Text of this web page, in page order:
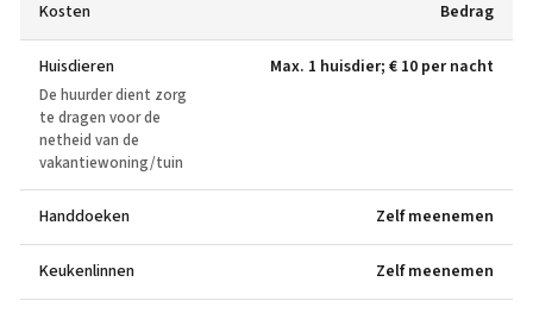
Kosten Bedrag
Huisdieren
De huurder dient zorg
te dragen voor de
netheid van de
vakantiewoning/tuin
Max. 1 huisdier; € 10 per nacht
Handdoeken Zelf meenemen
Keukenlinnen Zelf meenemen